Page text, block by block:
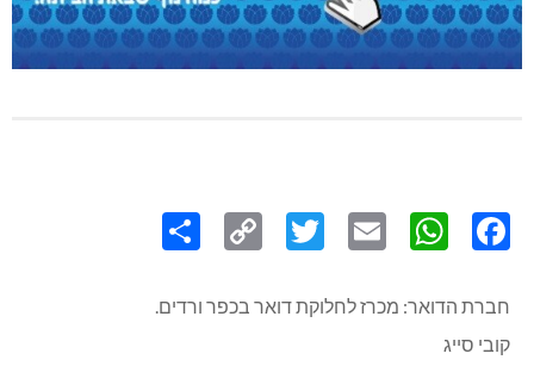
Link
חברת הדואר: מכרז לחלוקת דואר בכפר ורדים.
קובי סייג